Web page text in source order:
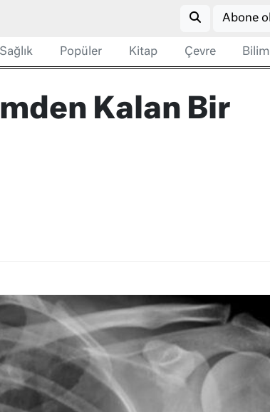
Abone ol
Sağlık Popüler Kitap Çevre Bilim
Kalan Bir